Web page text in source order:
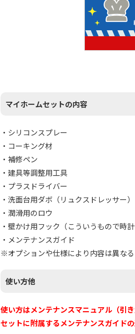
マイホームセットの内容
・シリコンスプレー
・コーキング材
・補修ペン
・建具等調整用工具
・プラスドライバー
・洗面台用ダボ（リュクスドレッサー）
・潤滑用のロウ
・壁かけ用フック（こういうもので時
・メンテナンスガイド
※オプションや仕様により内容は異な
使い方他
使い方はメンテナンスマニュアル（引
セットに附属するメンテナンスガイド